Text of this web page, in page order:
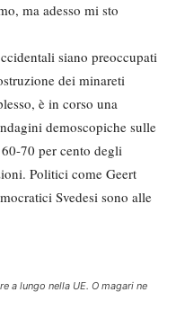
ma adesso mi sto
siano preoccupati
dei minareti
è in corso una
demoscopiche sulle
70 per cento degli
Politici come Geert
Svedesi sono alle
a lungo nella UE. O magari ne